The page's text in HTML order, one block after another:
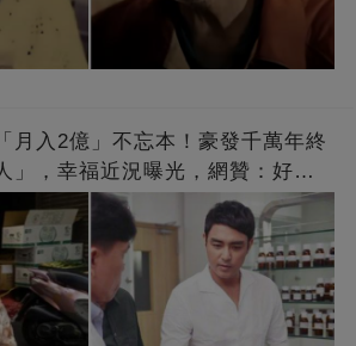
月入2億」不忘本！豪發千萬年終
」，幸福近況曝光，網贊：好老